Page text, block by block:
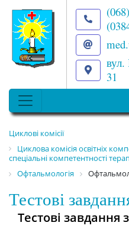
вул.
31
Циклові комісії
Циклова комісія освітніх
спеціальні компетентності
Офтальмологія
Тестові
Тестові завдання